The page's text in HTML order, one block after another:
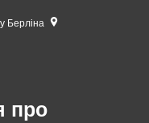
Берліна
про